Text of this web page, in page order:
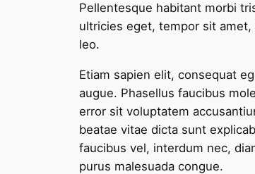
Pellentesque habitant morbi
ultricies eget, tempor sit
leo.
Etiam sapien elit, consequat
augue. Phasellus faucibus
error sit voluptatem
beatae vitae dicta sunt
faucibus vel, interdum nec,
purus malesuada congue.